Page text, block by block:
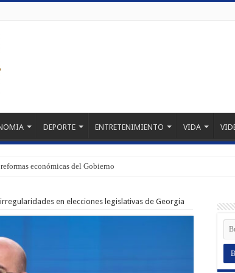
DEPORTE ENTRETENIMIENTO VIDA
económicas del Gobierno
en elecciones legislativas de Georgia